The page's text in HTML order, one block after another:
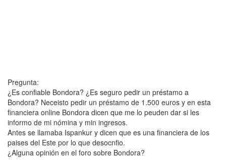
Pregunta:
¿Es confiable Bondora? ¿Es seguro pedir un préstamo a
Bondora? Neceisto pedir un préstamo de 1.500 euros y en esta
financiera online Bondora dicen que me lo peuden dar si les
informo de mi nómina y min ingresos.
Antes se llamaba Ispankur y dicen que es una financiera de los
paises del Este por lo que desocnfio.
¿Alguna opinión en el foro sobre Bondora?